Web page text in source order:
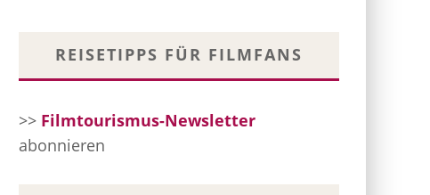
REISETIPPS FÜR FILMFANS
>> Filmtourismus-Newsletter
abonnieren